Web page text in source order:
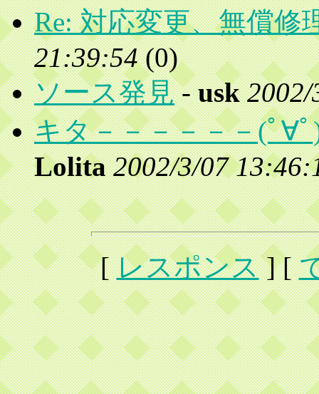
Re: 対応変更、無償修
21:39:54(0)
ソース発見-usk
キタ－－－－－－(ﾟ∀
Lolita 2002/3/07
[レスポンス] [